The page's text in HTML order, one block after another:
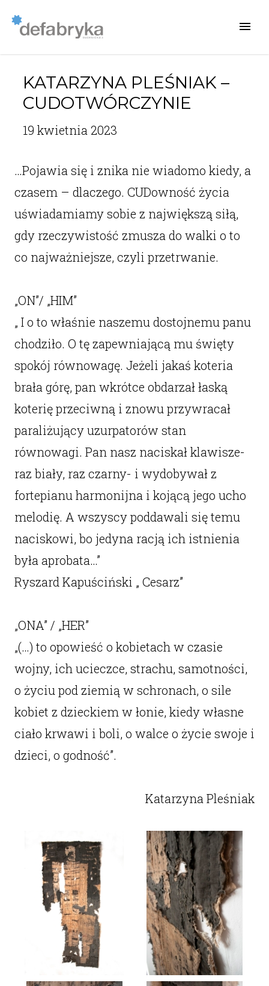
KATARZYNA PLEŚNIAK –
CUDOTWÓRCZYNIE
19 kwietnia 2023
…Pojawia się i znika nie wiadomo kiedy, a
czasem – dlaczego. CUDowność życia
uświadamiamy sobie z największą siłą,
gdy rzeczywistość zmusza do walki o to
co najważniejsze, czyli przetrwanie.
„ON”/ „HIM”
„ I o to właśnie naszemu dostojnemu panu
chodziło. O tę zapewniającą mu święty
spokój równowagę. Jeżeli jakaś koteria
brała górę, pan wkrótce obdarzał łaską
koterię przeciwną i znowu przywracał
paraliżujący uzurpatorów stan
równowagi. Pan nasz naciskał klawisze-
raz biały, raz czarny- i wydobywał z
fortepianu harmonijna i kojącą jego ucho
melodię. A wszyscy poddawali się temu
naciskowi, bo jedyna racją ich istnienia
była aprobata…”
Ryszard Kapuściński „ Cesarz”
„ONA” / „HER”
„(…) to opowieść o kobietach w czasie
wojny, ich ucieczce, strachu, samotności,
o życiu pod ziemią w schronach, o sile
kobiet z dzieckiem w łonie, kiedy własne
ciało krwawi i boli, o walce o życie swoje i
dzieci, o godność”.
Katarzyna Pleśniak